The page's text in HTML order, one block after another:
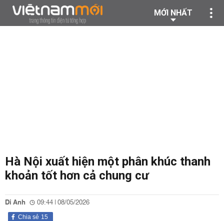
MỚI NHẤT
Hà Nội xuất hiện một phân khúc thanh
khoản tốt hơn cả chung cư
Di Anh 09:44 | 08/05/2026
15
Chia sẻ